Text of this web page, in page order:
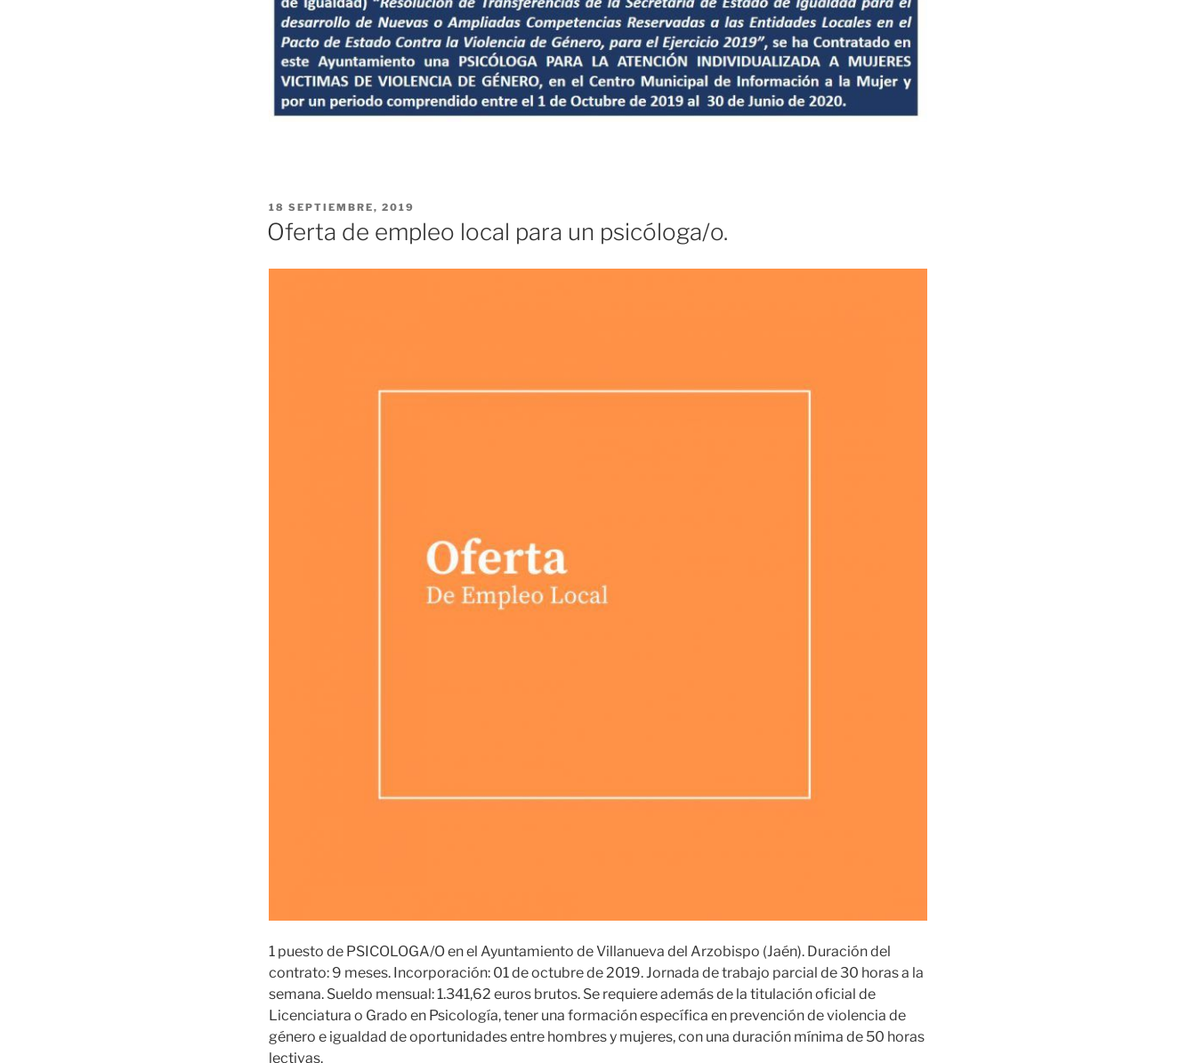
PUBLICADO
EL
18 SEPTIEMBRE, 2019
Oferta de empleo local para un psicóloga/o.
1 puesto de PSICOLOGA/O en el Ayuntamiento de Villanueva del Arzobispo (Jaén). Duración del
contrato: 9 meses. Incorporación: 01 de octubre de 2019. Jornada de trabajo parcial de 30 horas a la
semana. Sueldo mensual: 1.341,62 euros brutos. Se requiere además de la titulación oficial de
Licenciatura o Grado en Psicología, tener una formación específica en prevención de violencia de
género e igualdad de oportunidades entre hombres y mujeres, con una duración mínima de 50 horas
lectivas.